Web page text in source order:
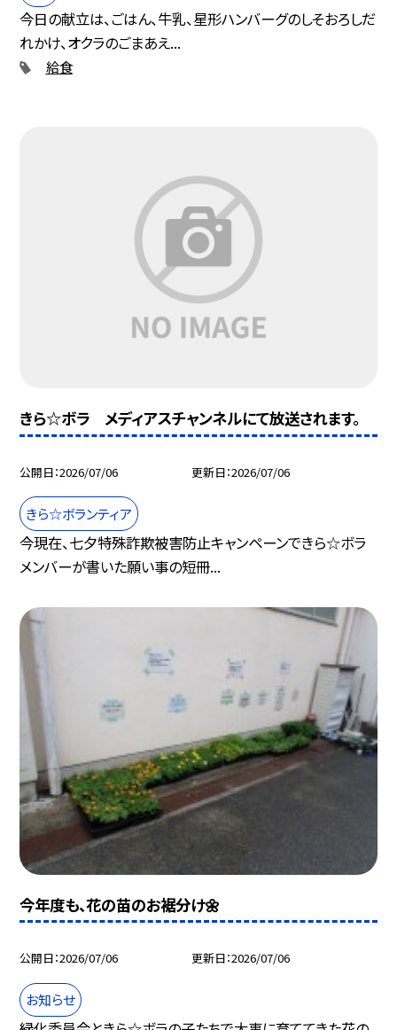
今日の献立は、ごはん、牛乳、星形ハンバーグのしそおろしだ
れかけ、オクラのごまあえ...
給食
きら☆ボラ メディアスチャンネルにて放送されます。
公開日 2026/07/06 更新日 2026/07/06
きら☆ボランティア
今現在、七夕特殊詐欺被害防止キャンペーンできら☆ボラ
メンバーが書いた願い事の短冊...
今年度も、花の苗のお裾分け🌼
公開日 2026/07/06 更新日 2026/07/06
お知らせ